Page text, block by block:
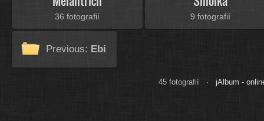
36 fotografií 9 fotografií
Previous: Ebi
45 fotografií · jAlbum -